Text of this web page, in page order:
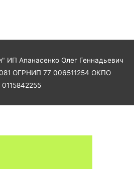
ИП Апанасенко Олег Геннадьевич
ОГРНИП 77 006511254 ОКПО
0115842255